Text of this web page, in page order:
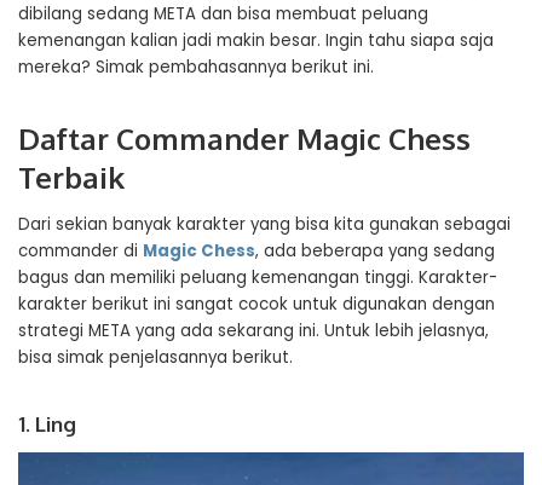
dibilang sedang META dan bisa membuat peluang
kemenangan kalian jadi makin besar. Ingin tahu siapa saja
mereka? Simak pembahasannya berikut ini.
Daftar Commander Magic Chess
Terbaik
Dari sekian banyak karakter yang bisa kita gunakan sebagai
commander di Magic Chess, ada beberapa yang sedang
bagus dan memiliki peluang kemenangan tinggi. Karakter-
karakter berikut ini sangat cocok untuk digunakan dengan
strategi META yang ada sekarang ini. Untuk lebih jelasnya,
bisa simak penjelasannya berikut.
1. Ling